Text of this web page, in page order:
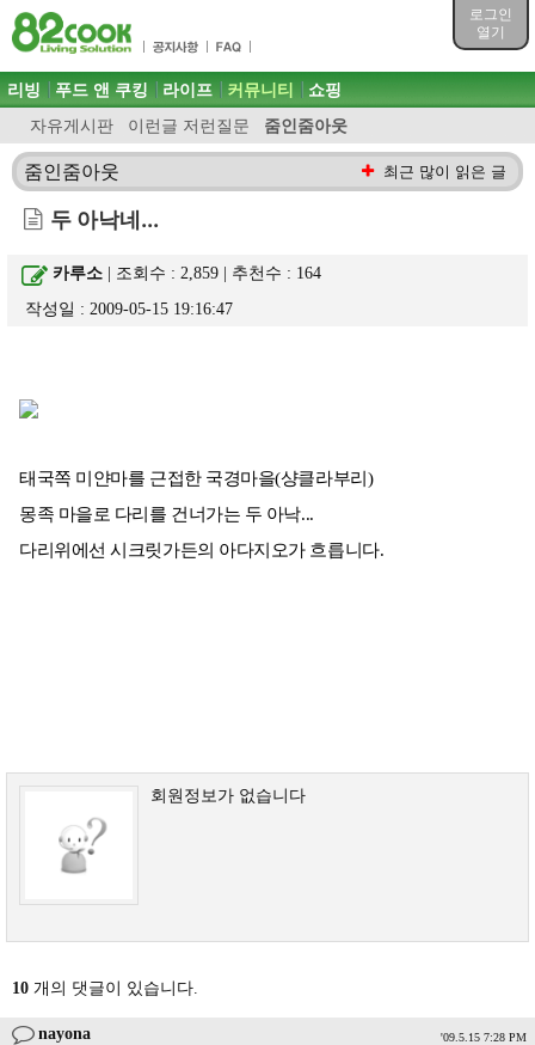
로그인
열기
목차
주메뉴 바로가기
컨텐츠 바로가기
검색 바로가기
로그인 바로가기
주메뉴
리빙 푸드 앤 쿠킹 라이프 커뮤니티
자유게시판 이런글 저런질문 줌인줌아웃
쇼핑
줌인줌아웃 최근 많이 읽은 글
두 아낙네...
카루소 | 조회수 : 2,859 | 추천수 : 164
작성일 : 2009-05-15 19:16:47
태국쪽 미얀마를 근접한 국경마을(샹클라부리)
몽족 마을로 다리를 건너가는 두 아낙...
다리위에선 시크릿가든의 아다지오가 흐릅니다.
회원정보가 없습니다
10 개의 댓글이 있습니다.
nayona '09.5.15 7:28 PM